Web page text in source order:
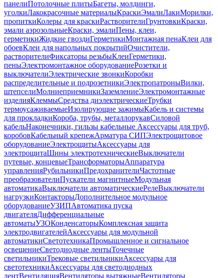
панелиПотолочные плитыБагеты, молдинги,
уголкиЛакокрасочные материалыКраскиЭмалиЛакиМорилки,
пропиткиКолеры для краскиРастворителиГрунтовкиКраски,
эмали аэрозольныеКраски, эмалиПены, клеи,
герметикиЖидкие гвоздиГерметикиМонтажная пенаКлеи для
обоевКлеи для напольных покрытийОчистители,
растворителиФиксаторы резьбыКлеиГерметики,
пеныЭлектромонтажное оборудованиеРозетки и
выключателиЭлектрические звонкиКоробки
распределительные и подрозетникиЭлектропатроныВилки,
штепселиМолниеприемникиЗаземлениеЭлектромонтажные
изделияКлеммыСредства диэлектрическиеТрубки
термоусаживаемыеИзолирующие зажимыКабель и системы
для прокладкиКороба, трубы, металлорукавСиловой
кабельНаконечники, гильзы кабельные Аксессуары для труб,
коробовКабельный крепежАрматура СИПЭлектрощитовое
оборудованиеЭлектрощитыАксессуары для
электрощитаШины электротехническиеВыключатели
путевые, концевыеТрансформаторыАппаратура
управленияРубильникиПредохранителиЧастотные
преобразователиПускатели магнитныеМодульная
автоматикаВыключатели автоматическиеРелеВыключатели
нагрузкиКонтакторыДополнительное модульное
оборудованиеУЗИПАвтоматика пуска
двигателяДифференциальные
автоматыУЗОКонденсаторыКомплексная защита
электродвигателейАксессуары для модульной
автоматикиСветотехникаПромышленное и сигнальное
освещениеСветодиодные лентыТочечные
светильникиТрековые светильникиАксессуары для
светотехникиАксессуары для светодиодных
лентВентиляцияВентиляторы вытяжныеВентиляторы